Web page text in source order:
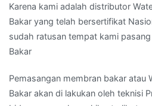
Karena kami adalah distributor
Bakar yang telah bersertifikat
sudah ratusan tempat kami
Bakar
Pemasangan membran bakar atau
Bakar akan di lakukan oleh teknisi